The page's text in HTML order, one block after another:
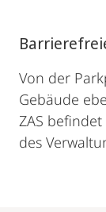
Von der
Gebäude
ZAS
des